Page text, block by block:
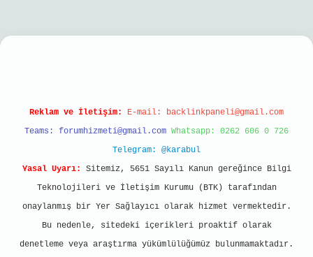
Reklam ve İletişim: E-mail: backlinkpaneli@gmail.com
Teams: forumhizmeti@gmail.com Whatsapp: 0262 606 0 726
Telegram: @karabul
Yasal Uyarı:
Sitemiz, 5651 Sayılı Kanun gereğince Bilgi
Teknolojileri ve İletişim Kurumu (BTK) tarafından
onaylanmış bir Yer Sağlayıcı olarak hizmet vermektedir.
Bu nedenle, sitedeki içerikleri proaktif olarak
denetleme veya araştırma yükümlülüğümüz bulunmamaktadır.